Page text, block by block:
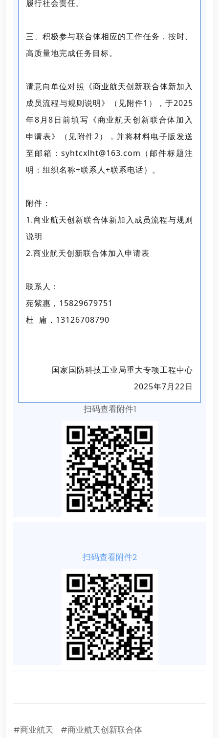
履行社会责任。
三、积极参与联合体相应的工作任务，按时、
高质量地完成任务目标。
请意向单位对照《商业航天创新联合体新加入
成员流程与规则说明》（见附件1），于2025
年8月8日前填写《商业航天创新联合体加入
申请表》（见附件2），并将材料电子版发送
至邮箱：syhtcxlht@163.com（邮件标题注
明：组织名称+联系人+联系电话）。
附件：
1.商业航天创新联合体新加入成员流程与规则
说明
2.商业航天创新联合体加入申请表
联系人：
苑紫惠，15829679751
杜 庸，13126708790
国家国防科技工业局重大专项工程中心
2025年7月22日
扫码查看附件1
扫码查看附件2
#商业航天 #商业航天创新联合体